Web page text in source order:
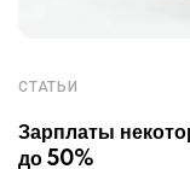
СТАТЬИ
Зарплаты
до 50%